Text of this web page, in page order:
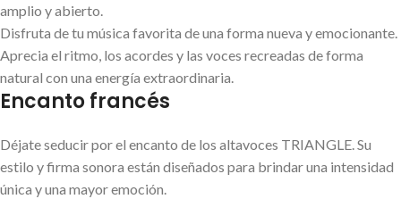
amplio y abierto.
Disfruta de tu música favorita de una forma nueva y emocionante.
Aprecia el ritmo, los acordes y las voces recreadas de forma
natural con una energía extraordinaria.
Encanto francés
Déjate seducir por el encanto de los altavoces TRIANGLE. Su
estilo y firma sonora están diseñados para brindar una intensidad
única y una mayor emoción.